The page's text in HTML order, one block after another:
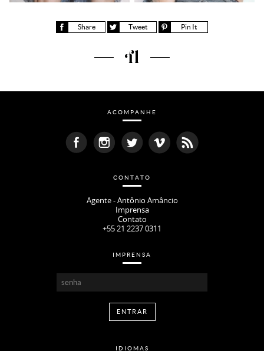
Share Tweet Pin It
Fernanda Lima
ACOMPANHE
CONTATO
Agente - Antônio Amâncio
Imprensa
Contato
+55 21 2237 0311
IMPRENSA
IDIOMAS